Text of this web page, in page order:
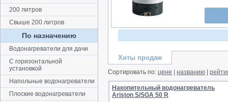
Хиты продаж
Сортировать по: цене названию
Накопительный водонагреватель
Ariston S/SGA 50 R
200 литров
Свыше 200 литров
По назначению
Водонагреватели для дачи
C горизонтальной
установкой
Напольные водонагреватели
Плоские водонагреватели